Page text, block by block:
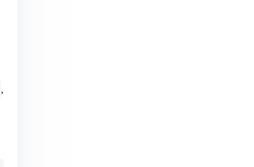
,